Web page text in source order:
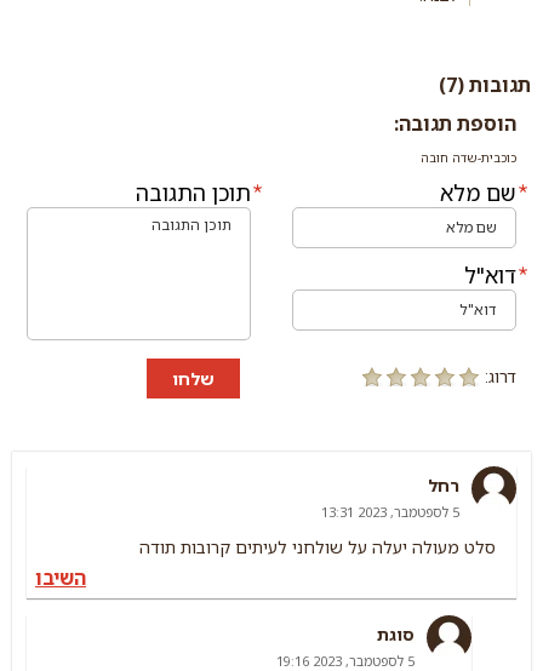
תגובות (7)
הוספת תגובה:
כוכבית-שדה חובה
שם מלא
דוא"ל
תוכן התגובה
דרוג: שלחו
רחל
5 לספטמבר, 2023 13:31
סלט מעולה יעלה על שולחני לעיתים קרובות תודה
השיבו
סוגת
5 לספטמבר, 2023 19:16